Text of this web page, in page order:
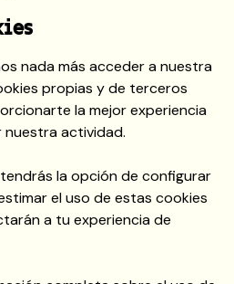
nada más acceder a nuestra
propias y de terceros
la mejor experiencia
nuestra actividad.
la opción de configurar
el uso de estas cookies
a tu experiencia de